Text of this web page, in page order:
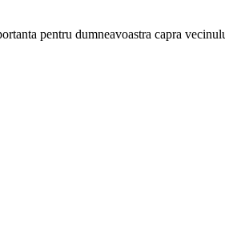
pentru dumneavoastra capra